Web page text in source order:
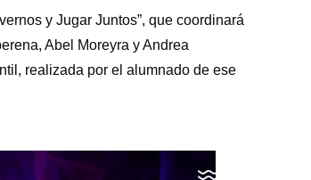
y Jugar Juntos”, que coordinará
Abel Moreyra y Andrea
realizada por el alumnado de ese